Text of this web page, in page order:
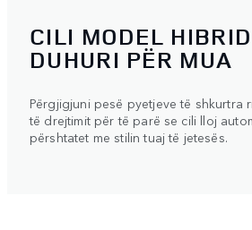
CILI MODEL
DUHURI PËR MUA
Përgjigjuni pesë pyetjeve të shkurtra
të drejtimit për të parë se cili lloj
përshtatet me stilin tuaj të jetesës.